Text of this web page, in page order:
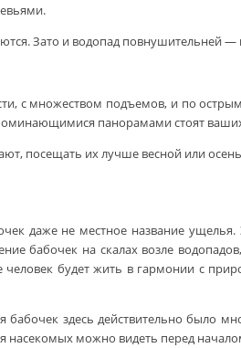
Зато и водопад
с множеством подъемов, и по
панорамами стоят
посещать их лучше весной или
даже не местное название ущелья.
бабочек на скалах возле
будет жить в гармонии с
здесь действительно было
можно видеть перед